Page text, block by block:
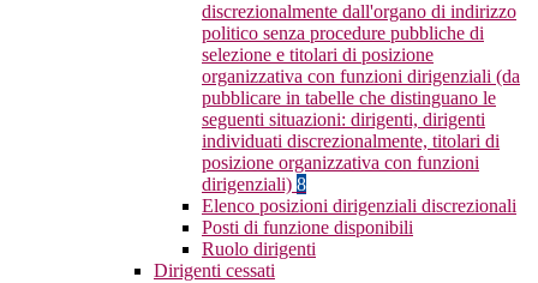
discrezionalmente dall'organo di indirizzo
politico senza procedure pubbliche di
selezione e titolari di posizione
organizzativa con funzioni dirigenziali (da
pubblicare in tabelle che distinguano le
seguenti situazioni: dirigenti, dirigenti
individuati discrezionalmente, titolari di
posizione organizzativa con funzioni
dirigenziali) 8
Elenco posizioni dirigenziali discrezionali
Posti di funzione disponibili
Ruolo dirigenti
Dirigenti cessati